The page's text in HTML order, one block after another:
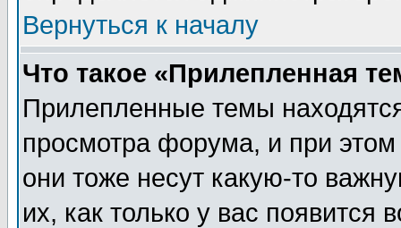
Вернуться к началу
Что такое «Прилепленная
Прилепленные темы
просмотра форума, и при
они тоже несут какую-то
их, как только у вас появится